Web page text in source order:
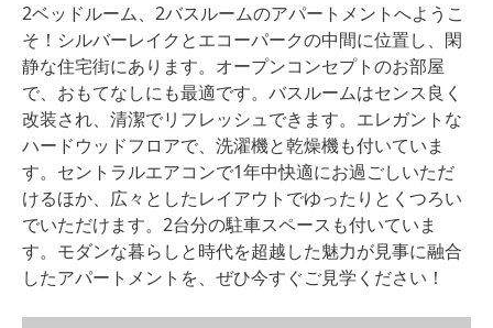
2ベッドルーム、2バスルームのアパートメントへようこ
そ！シルバーレイクとエコーパークの中間に位置し、閑
静な住宅街にあります。オープンコンセプトのお部屋
で、おもてなしにも最適です。バスルームはセンス良く
改装され、清潔でリフレッシュできます。エレガントな
ハードウッドフロアで、洗濯機と乾燥機も付いていま
す。セントラルエアコンで1年中快適にお過ごしいただ
けるほか、広々としたレイアウトでゆったりとくつろい
でいただけます。2台分の駐車スペースも付いていま
す。モダンな暮らしと時代を超越した魅力が見事に融合
したアパートメントを、ぜひ今すぐご見学ください！